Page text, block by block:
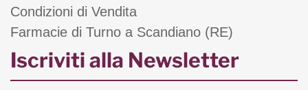
Condizioni di Vendita
Farmacie di Turno a Scandiano (RE)
Iscriviti alla Newsletter